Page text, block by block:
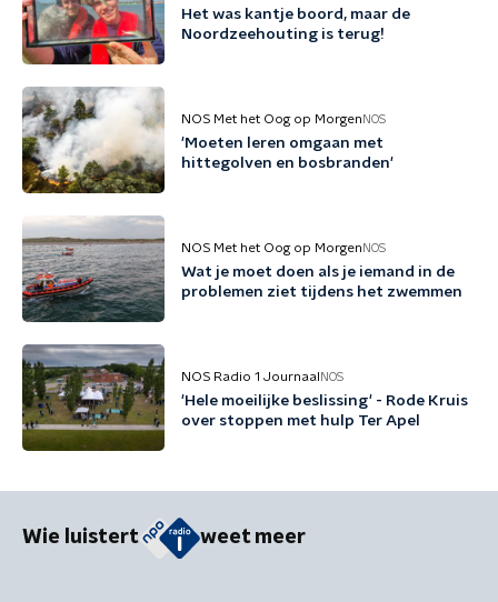
Het was kantje boord, maar de
Noordzeehouting is terug!
NOS Met het Oog op Morgen NOS
'Moeten leren omgaan met
hittegolven en bosbranden'
NOS Met het Oog op Morgen NOS
Wat je moet doen als je iemand in de
problemen ziet tijdens het zwemmen
NOS Radio 1 Journaal NOS
'Hele moeilijke beslissing' - Rode Kruis
over stoppen met hulp Ter Apel
Wie luistert weet meer